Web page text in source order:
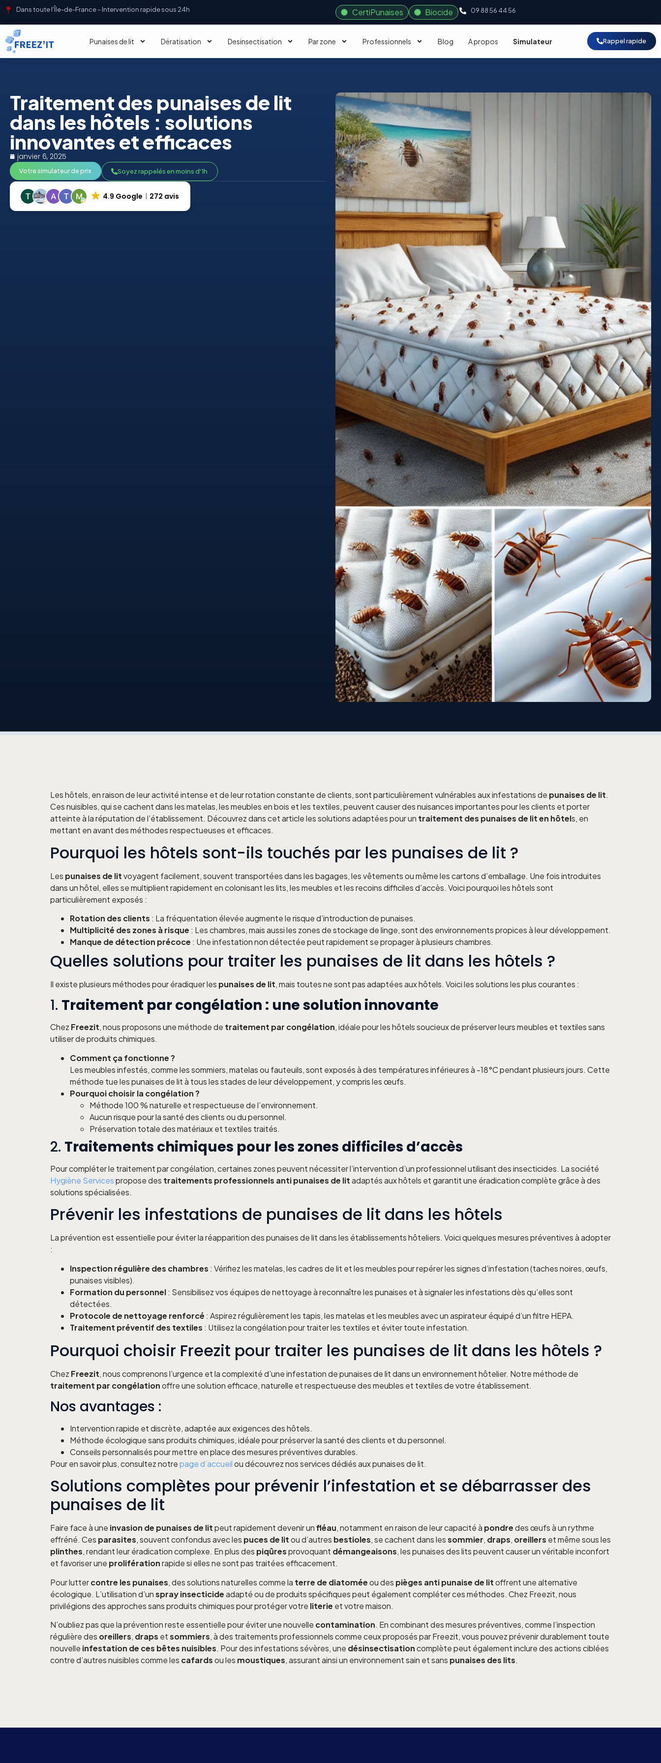
Dans toute l'Île-de-France – Intervention rapide sous 24h CertiPunaises Biocide 09 88 56 44 56
Punaises de lit Dératisation Desinsectisation Par zone Professionnels Blog A propos Simulateur Rappel rapide
Traitement des punaises de lit
dans les hôtels : solutions
innovantes et efficaces
janvier 6, 2025
Votre simulateur de prix Soyez rappelés en moins d'1h
4.9 Google 272 avis
Les hôtels, en raison de leur activité intense et de leur rotation constante de clients, sont particulièrement vulnérables aux infestations de punaises de lit.
Ces nuisibles, qui se cachent dans les matelas, les meubles en bois et les textiles, peuvent causer des nuisances importantes pour les clients et porter
atteinte à la réputation de l’établissement. Découvrez dans cet article les solutions adaptées pour un traitement des punaises de lit en hôtels, en
mettant en avant des méthodes respectueuses et efficaces.
Pourquoi les hôtels sont-ils touchés par les punaises de lit ?
Les punaises de litvoyagent facilement, souvent transportées dans les bagages, les vêtements ou même les cartons d’emballage. Une fois introduites
dans un hôtel, elles se multiplient rapidement en colonisant les lits, les meubles et les recoins difficiles d’accès. Voici pourquoi les hôtels sont
particulièrement exposés :
Rotation des clients : La fréquentation élevée augmente le risque d’introduction de punaises.
Multiplicité des zones à risque : Les chambres, mais aussi les zones de stockage de linge, sont des environnements propices à leur développement.
Manque de détection précoce : Une infestation non détectée peut rapidement se propager à plusieurs chambres.
Quelles solutions pour traiter les punaises de lit dans les hôtels ?
Il existe plusieurs méthodes pour éradiquer les punaises de lit, mais toutes ne sont pas adaptées aux hôtels. Voici les solutions les plus courantes :
1. Traitement par congélation : une solution innovante
Chez Freezit, nous proposons une méthode de traitement par congélation, idéale pour les hôtels soucieux de préserver leurs meubles et textiles sans
utiliser de produits chimiques.
Comment ça fonctionne ?
Les meubles infestés, comme les sommiers, matelas ou fauteuils, sont exposés à des températures inférieures à -18°C pendant plusieurs jours. Cette
méthode tue les punaises de lit à tous les stades de leur développement, y compris les œufs.
Pourquoi choisir la congélation ?
Méthode 100 % naturelle et respectueuse de l’environnement.
Aucun risque pour la santé des clients ou du personnel.
Préservation totale des matériaux et textiles traités.
2. Traitements chimiques pour les zones difficiles d’accès
Pour compléter le traitement par congélation, certaines zones peuvent nécessiter l’intervention d’un professionnel utilisant des insecticides. La société
Hygiène Servicespropose des traitements professionnels anti punaises de litadaptés aux hôtels et garantit une éradication complète grâce à des
solutions spécialisées.
Prévenir les infestations de punaises de lit dans les hôtels
La prévention est essentielle pour éviter la réapparition des punaises de lit dans les établissements hôteliers. Voici quelques mesures préventives à adopter
:
Inspection régulière des chambres : Vérifiez les matelas, les cadres de lit et les meubles pour repérer les signes d’infestation (taches noires, œufs,
punaises visibles).
Formation du personnel: Sensibilisez vos équipes de nettoyage à reconnaître les punaises et à signaler les infestations dès qu’elles sont
détectées.
Protocole de nettoyage renforcé : Aspirez régulièrement les tapis, les matelas et les meubles avec un aspirateur équipé d’un filtre HEPA.
Traitement préventif des textiles : Utilisez la congélation pour traiter les textiles et éviter toute infestation.
Pourquoi choisir Freezit pour traiter les punaises de lit dans les hôtels ?
Chez Freezit, nous comprenons l’urgence et la complexité d’une infestation de punaises de lit dans un environnement hôtelier. Notre méthode de
traitement par congélationoffre une solution efficace, naturelle et respectueuse des meubles et textiles de votre établissement.
Nos avantages :
Intervention rapide et discrète, adaptée aux exigences des hôtels.
Méthode écologique sans produits chimiques, idéale pour préserver la santé des clients et du personnel.
Conseils personnalisés pour mettre en place des mesures préventives durables.
Pour en savoir plus, consultez notrepage d’accueilou découvrez nos services dédiés aux punaises de lit.
Solutions complètes pour prévenir l’infestation et se débarrasser des
punaises de lit
Faire face à une invasion de punaises de litpeut rapidement devenir unfléau, notamment en raison de leur capacité à pondredes œufs à un rythme
effréné. Ces parasites, souvent confondus avec les puces de litou d’autres bestioles, se cachent dans lessommier, draps, oreillers et même sous les
plinthes, rendant leur éradication complexe. En plus des piqûresprovoquant démangeaisons, les punaises des lits peuvent causer un véritable inconfort
et favoriser une proliférationrapide si elles ne sont pas traitées efficacement.
Pour luttercontre les punaises, des solutions naturelles comme la terre de diatoméeou des pièges anti punaise de litoffrent une alternative
écologique. L’utilisation d’unspray insecticideadapté ou de produits spécifiques peut également compléter ces méthodes. Chez Freezit, nous
privilégions des approches sans produits chimiques pour protéger votre literie et votre maison.
N’oubliez pas que la prévention reste essentielle pour éviter une nouvelle contamination. En combinant des mesures préventives, comme l’inspection
régulière des oreillers, draps etsommiers, à des traitements professionnels comme ceux proposés par Freezit, vous pouvez prévenir durablement toute
nouvelle infestation de ces bêtes nuisibles. Pour des infestations sévères, une désinsectisationcomplète peut également inclure des actions ciblées
contre d’autres nuisibles comme les cafardsou les moustiques, assurant ainsi un environnement sain et sans punaises des lits.